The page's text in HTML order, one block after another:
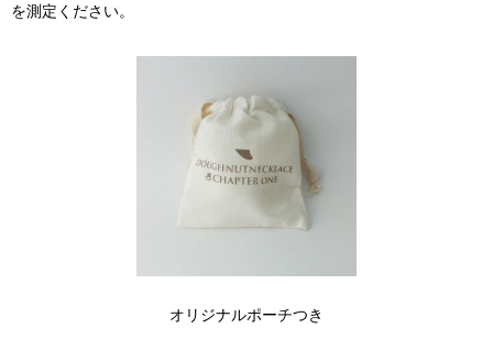
を測定ください。
オリジナルポーチつき